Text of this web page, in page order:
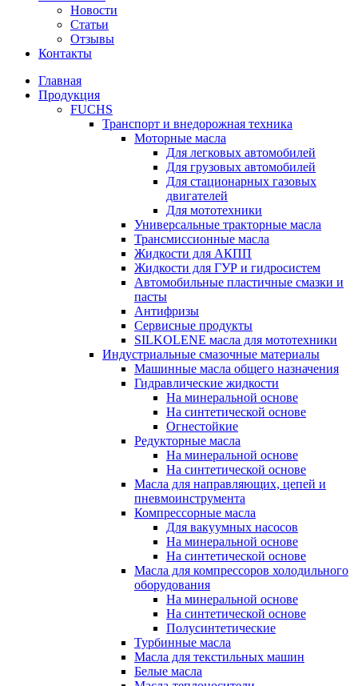
Новости
Статьи
Отзывы
Контакты
Главная
Продукция
FUCHS
Транспорт и внедорожная техника
Моторные масла
Для легковых автомобилей
Для грузовых автомобилей
Для стационарных газовых
двигателей
Для мототехники
Универсальные тракторные масла
Трансмиссионные масла
Жидкости для АКПП
Жидкости для ГУР и гидросистем
Автомобильные пластичные смазки и
пасты
Антифризы
Сервисные продукты
SILKOLENE масла для мототехники
Индустриальные смазочные материалы
Машинные масла общего назначения
Гидравлические жидкости
На минеральной основе
На синтетической основе
Огнестойкие
Редукторные масла
На минеральной основе
На синтетической основе
Масла для направляющих, цепей и
пневмоинструмента
Компрессорные масла
Для вакуумных насосов
На минеральной основе
На синтетической основе
Масла для компрессоров холодильного
оборудования
На минеральной основе
На синтетической основе
Полусинтетические
Турбинные масла
Масла для текстильных машин
Белые масла